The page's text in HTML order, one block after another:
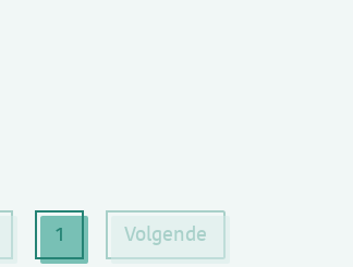
1 (huidige pagina)
Volgende